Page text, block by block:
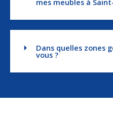
mes meubles à
Dans quelles zones
vous ?